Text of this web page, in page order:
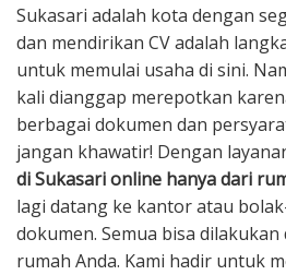
Sukasari adalah kota dengan
dan mendirikan CV adalah
untuk memulai usaha di sini.
kali dianggap merepotkan
berbagai dokumen dan
jangan khawatir! Dengan
di Sukasari online hanya dari
lagi datang ke kantor atau
dokumen. Semua bisa
rumah Anda. Kami hadir untuk